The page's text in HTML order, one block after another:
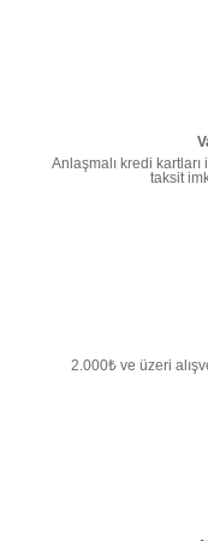
Anlaşmalı kredi kartları
taksit
2.000₺ ve üzeri